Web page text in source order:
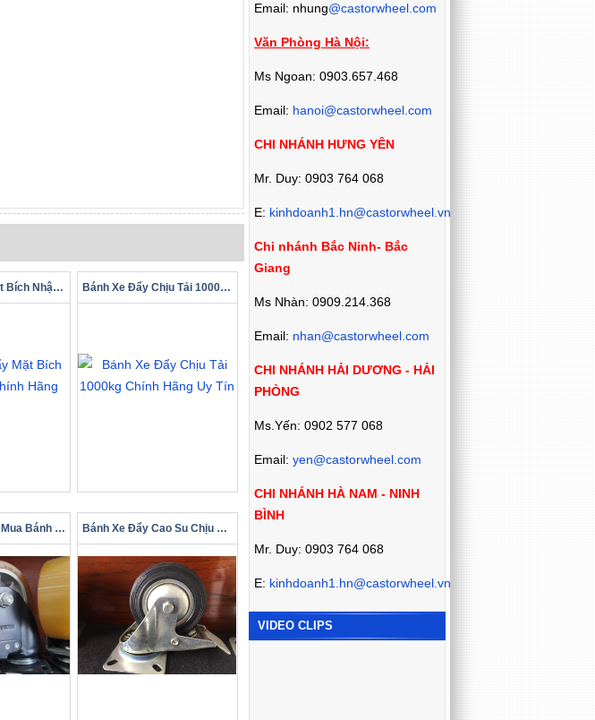
Bánh Xe Đẩy Mặt Bích Nhập Khẩu Chính Hãng Bánh Xe Đẩy Chịu Tải 1000kg Chính Hãng Uy Tín
Lý Do Nên Chọn Mua Bánh Xe Chịu Lực Có Khóa Bánh Xe Đẩy Cao Su Chịu Tải Chính Hãng
Email: nhung@castorwheel.com
Văn Phòng Hà Nội:
Ms Ngoan: 0903.657.468
Email: hanoi@castorwheel.com
CHI NHÁNH HƯNG YÊN
Mr. Duy: 0903 764 068
E: kinhdoanh1.hn@castorwheel.vn
Chi nhánh Bắc Ninh- Bắc
Giang
Ms Nhàn: 0909.214.368
Email: nhan@castorwheel.com
CHI NHÁNH HẢI DƯƠNG - HẢI
PHÒNG
Ms.Yến: 0902 577 068
Email: yen@castorwheel.com
CHI NHÁNH HÀ NAM - NINH
BÌNH
Mr. Duy: 0903 764 068
E: kinhdoanh1.hn@castorwheel.vn
VIDEO CLIPS